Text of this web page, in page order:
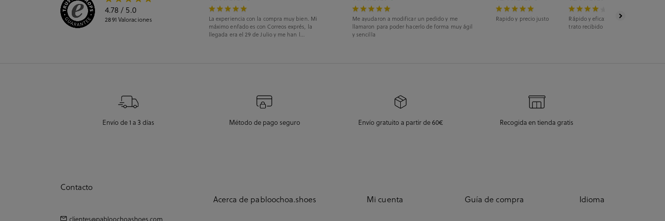
4.78 / 5.0
2891 Valoraciones
La experiencia con la compra muy bien. Mi
máximo enfado es con Correos exprés, la
llegada era el 29 de Julio y me han l...
Me ayudaron a modificar un pedido y me
llamaron para poder hacerlo de forma muy ágil
y sencilla
Rapido y precio justo
Rápido y eficaz. La recogida fue en
trato recibido fue estupendo.
Envío de 1 a 3 días Método de pago seguro Envío gratuito a partir de 60€ Recogida en tienda gratis
Contacto
clientes@pabloochoashoes.com
Acerca de pabloochoa.shoes Mi cuenta Guía de compra Idioma